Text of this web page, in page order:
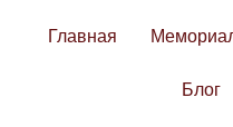
Главная
Блог